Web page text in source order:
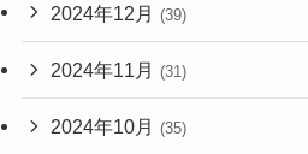
2024年12月 (39)
2024年11月 (31)
2024年10月 (35)